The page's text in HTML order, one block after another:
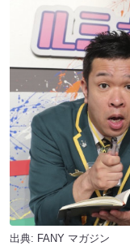
出典: FANY マガジン